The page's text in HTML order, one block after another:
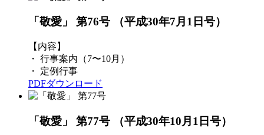
「敬愛」 第76号 （平成30年7月1日号）
【内容】
・ 行事案内（7〜10月）
・ 定例行事
PDFダウンロード
「敬愛」 第77号 （平成30年10月1日号）